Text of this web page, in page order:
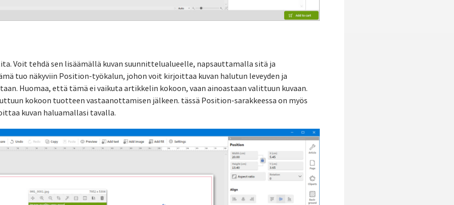
Voit tehdä sen lisäämällä kuvan suunnittelualueelle, napsauttamalla sitä ja
tuo näkyviin Position-työkalun, johon voit kirjoittaa kuvan halutun leveyden ja
Huomaa, että tämä ei vaikuta artikkelin kokoon, vaan ainoastaan valittuun kuvaan.
kokoon tuotteen vastaanottamisen jälkeen. tässä Position-sarakkeessa on myös
kuvan haluamallasi tavalla.